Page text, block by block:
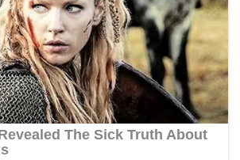
akan mengikuti Pendidikan
di Mako TNI Cilandak